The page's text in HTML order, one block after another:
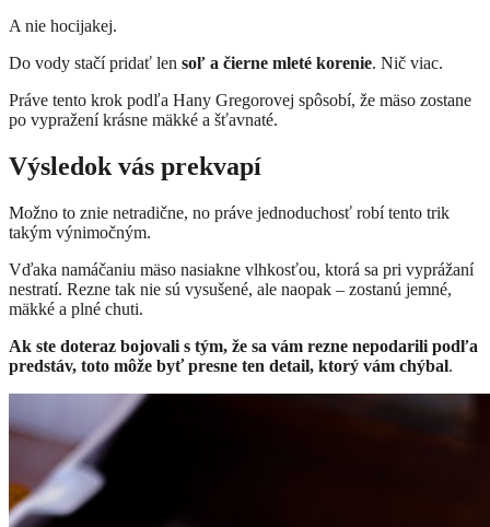
A nie hocijakej.
Do vody stačí pridať len soľ a čierne mleté korenie. Nič viac.
Práve tento krok podľa Hany Gregorovej spôsobí, že mäso zostane
po vypražení krásne mäkké a šťavnaté.
Výsledok vás prekvapí
Možno to znie netradične, no práve jednoduchosť robí tento trik
takým výnimočným.
Vďaka namáčaniu mäso nasiakne vlhkosťou, ktorá sa pri vyprážaní
nestratí. Rezne tak nie sú vysušené, ale naopak – zostanú jemné,
mäkké a plné chuti.
Ak ste doteraz bojovali s tým, že sa vám rezne nepodarili podľa
predstáv, toto môže byť presne ten detail, ktorý vám chýbal.